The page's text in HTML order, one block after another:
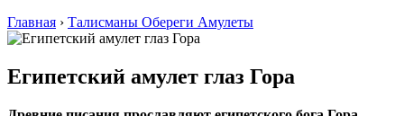
Главная › Талисманы Обереги Амулеты
Египетский амулет глаз Гора